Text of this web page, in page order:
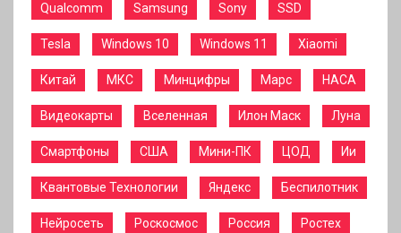
Qualcomm Samsung Sony SSD
Tesla Windows 10 Windows 11 Xiaomi
Китай МКС Минцифры Марс НАСА
Видеокарты Вселенная Илон Маск Луна
Смартфоны США Мини-ПК ЦОД Ии
Квантовые Технологии Яндекс Беспилотник
Нейросеть Роскосмос Россия Ростех